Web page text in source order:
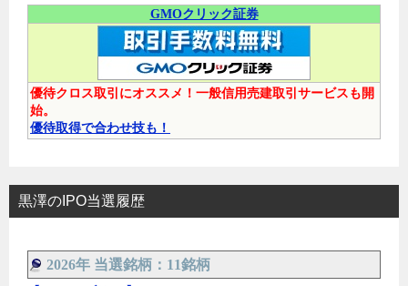
GMOクリック証券
優待クロス取引にオススメ！一般信用売建取引サービスも開
始。
優待取得で合わせ技も！
黒澤のIPO当選履歴
2026年 当選銘柄：11銘柄